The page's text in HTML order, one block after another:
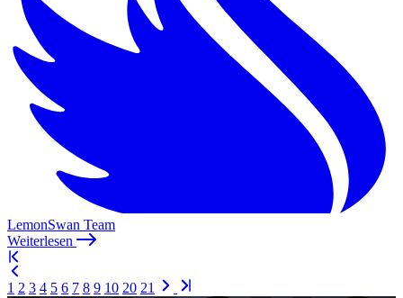
LemonSwan Team
Weiterlesen
1 2 3 4 5 6 7 8 9 10 20 21